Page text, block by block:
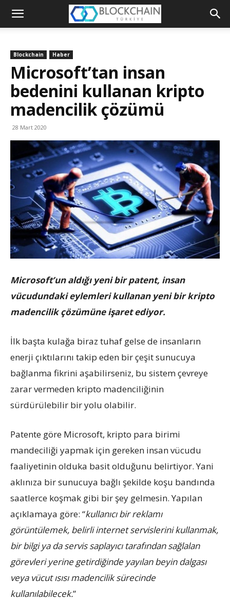
Blockchain
Platformu
Blockchain Haber
Microsoft’tan insan
bedenini kullanan kripto
madencilik çözümü
28 Mart 2020
Microsoft’un aldığı yeni bir patent, insan
vücudundaki eylemleri kullanan yeni bir kripto
madencilik çözümüne işaret ediyor.
İlk başta kulağa biraz tuhaf gelse de insanların
enerji çıktılarını takip eden bir çeşit sunucuya
bağlanma fikrini aşabilirseniz, bu sistem çevreye
zarar vermeden kripto madenciliğinin
sürdürülebilir bir yolu olabilir.
Patente göre Microsoft, kripto para birimi
mandeciliği yapmak için gereken insan vücudu
faaliyetinin olduka basit olduğunu belirtiyor. Yani
aklınıza bir sunucuya bağlı şekilde koşu bandında
saatlerce koşmak gibi bir şey gelmesin. Yapılan
açıklamaya göre: “kullanıcı bir reklamı
görüntülemek, belirli internet servislerini kullanmak,
bir bilgi ya da servis saplayıcı tarafından sağlalan
görevleri yerine getirdiğinde yayılan beyin dalgası
veya vücut ısısı madencilik sürecinde
kullanılabilecek.”